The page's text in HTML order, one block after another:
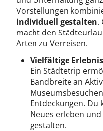
Vorstellungen
individuell gestalten.
macht den
Arten zu Verreisen.
Vielfältige
Ein Städtetrip
Bandbreite an
Entdeckungen. Du
Neues erleben
gestalten.